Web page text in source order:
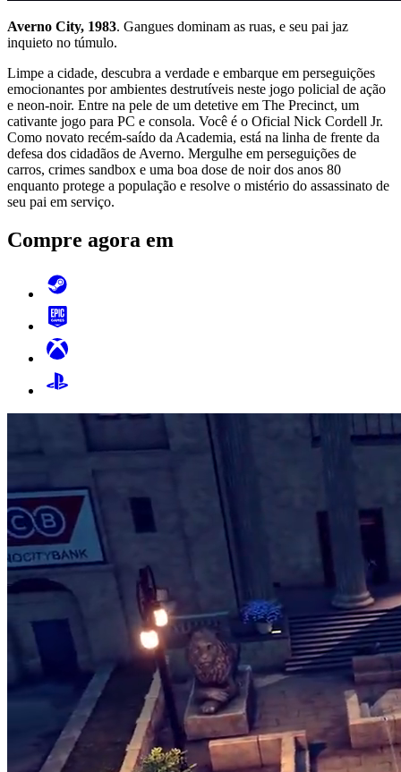
Averno City, 1983. Gangues dominam as ruas, e seu pai jaz
inquieto no túmulo.
Limpe a cidade, descubra a verdade e embarque em perseguições
emocionantes por ambientes destrutíveis neste jogo policial de ação
e neon-noir. Entre na pele de um detetive em The Precinct, um
cativante jogo para PC e consola. Você é o Oficial Nick Cordell Jr.
Como novato recém-saído da Academia, está na linha de frente da
defesa dos cidadãos de Averno. Mergulhe em perseguições de
carros, crimes sandbox e uma boa dose de noir dos anos 80
enquanto protege a população e resolve o mistério do assassinato de
seu pai em serviço.
Compre agora em